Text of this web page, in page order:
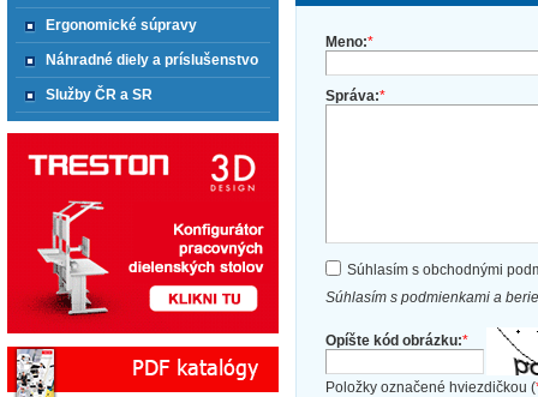
Meno:*
Správa:*
Súhlasím s obchodnými
Súhlasím s podmienkami a
Opíšte kód obrázku:*
Položky označené hviezdičkou (
Ergonomické súpravy
Náhradné diely a príslušenstvo
Služby ČR a SR